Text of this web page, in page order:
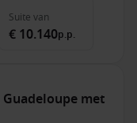
Suite van
€ 10.140p.p.
met